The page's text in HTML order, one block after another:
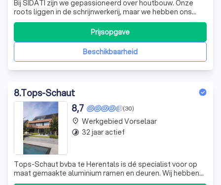
Bij SIDATI zijn we gepassioneerd over houtbouw. Onze
roots liggen in de schrijnwerkerij, maar we hebben ons
gespecialiseerd in houtstructuur, dakbedekking en
inblaasisolatie. We zijn een team van enthousiaste
professionals die streven naar structuur, rust en harmonie
in alles wat we doen. Dit vertaa
Beschikbaarheid
Prijsopgave
8.Tops-Schaut
(30)
8,7
Tops-Schaut bvba te Herentals is dé specialist voor op
maat gemaakte aluminium ramen en deuren. Wij hebben
ons de voorbije jaren gespecialiseerd in alu ramen, deuren
place Werkgebied Vorselaar
timelapse 32 jaar actief